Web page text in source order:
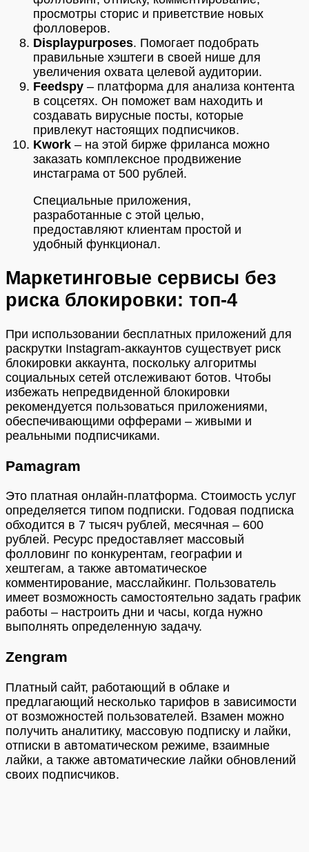
просмотры сторис и приветствие новых
фолловеров.
Displaypurposes. Помогает подобрать
правильные хэштеги в своей нише для
увеличения охвата целевой аудитории.
Feedspy – платформа для анализа контента
в соцсетях. Он поможет вам находить и
создавать вирусные посты, которые
привлекут настоящих подписчиков.
Kwork – на этой бирже фриланса можно
заказать комплексное продвижение
инстаграма от 500 рублей.
Специальные приложения,
разработанные с этой целью,
предоставляют клиентам простой и
удобный функционал.
Маркетинговые сервисы без
риска блокировки: топ-4
При использовании бесплатных приложений для
раскрутки Instagram-аккаунтов существует риск
блокировки аккаунта, поскольку алгоритмы
социальных сетей отслеживают ботов. Чтобы
избежать непредвиденной блокировки
рекомендуется пользоваться приложениями,
обеспечивающими офферами – живыми и
реальными подписчиками.
Pamagram
Это платная онлайн-платформа. Стоимость услуг
определяется типом подписки. Годовая подписка
обходится в 7 тысяч рублей, месячная – 600
рублей. Ресурс предоставляет массовый
фолловинг по конкурентам, географии и
хештегам, а также автоматическое
комментирование, масслайкинг. Пользователь
имеет возможность самостоятельно задать график
работы – настроить дни и часы, когда нужно
выполнять определенную задачу.
Zengram
Платный сайт, работающий в облаке и
предлагающий несколько тарифов в зависимости
от возможностей пользователей. Взамен можно
получить аналитику, массовую подписку и лайки,
отписки в автоматическом режиме, взаимные
лайки, а также автоматические лайки обновлений
своих подписчиков.